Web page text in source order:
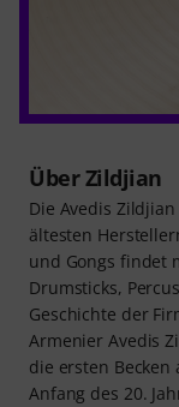
Über Zildjian
Die Avedis
ältesten
und Gongs findet
Drumsticks,
Geschichte der
Armenier Avedis
die ersten
Anfang des 20.